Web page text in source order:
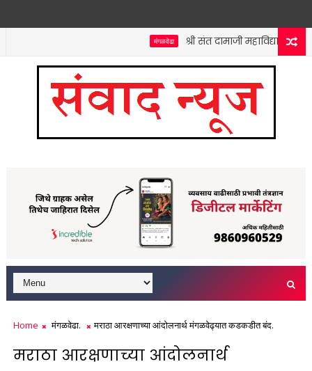
श्री संत दामाजी महाविद्यालयात
Home मंगळवेढा. मराठा आरक्षणाच्या आंदोलनार्थ मंगळवेढ्यात कडकडीत बंद.
मराठा आरक्षणाच्या आंदोलनार्थ